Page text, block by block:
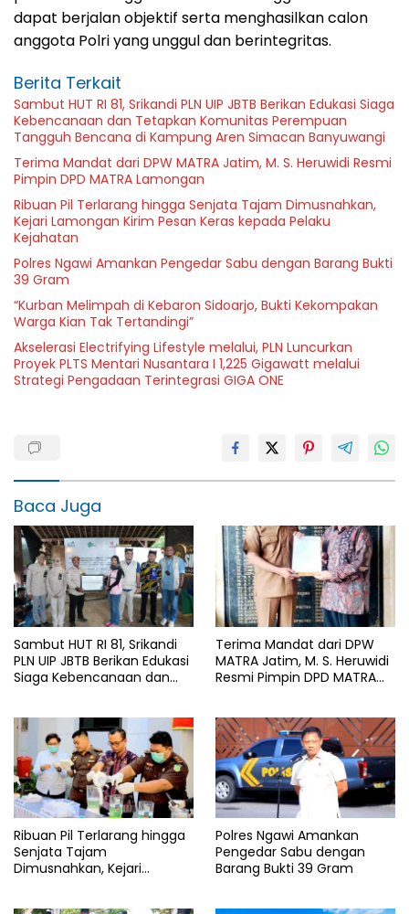
dapat berjalan objektif serta menghasilkan calon
anggota Polri yang unggul dan berintegritas.
Berita Terkait
Sambut HUT RI 81, Srikandi PLN UIP JBTB Berikan Edukasi Siaga
Kebencanaan dan Tetapkan Komunitas Perempuan
Tangguh Bencana di Kampung Aren Simacan Banyuwangi
Terima Mandat dari DPW MATRA Jatim, M. S. Heruwidi Resmi
Pimpin DPD MATRA Lamongan
Ribuan Pil Terlarang hingga Senjata Tajam Dimusnahkan,
Kejari Lamongan Kirim Pesan Keras kepada Pelaku
Kejahatan
Polres Ngawi Amankan Pengedar Sabu dengan Barang Bukti
39 Gram
“Kurban Melimpah di Kebaron Sidoarjo, Bukti Kekompakan
Warga Kian Tak Tertandingi”
Akselerasi Electrifying Lifestyle melalui, PLN Luncurkan
Proyek PLTS Mentari Nusantara I 1,225 Gigawatt melalui
Strategi Pengadaan Terintegrasi GIGA ONE
Baca Juga
Sambut HUT RI 81, Srikandi
PLN UIP JBTB Berikan Edukasi
Siaga Kebencanaan dan
Bencana di Kampung Aren
Simacan Banyuwangi
Terima Mandat dari DPW
MATRA Jatim, M. S. Heruwidi
Resmi Pimpin DPD MATRA
Ribuan Pil Terlarang hingga
Senjata Tajam
Dimusnahkan, Kejari
Polres Ngawi Amankan
Pengedar Sabu dengan
Barang Bukti 39 Gram